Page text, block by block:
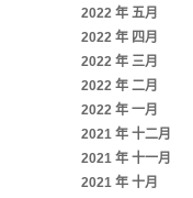
2022 年 五月
2022 年 四月
2022 年 三月
2022 年 二月
2022 年 一月
2021 年 十二月
2021 年 十一月
2021 年 十月